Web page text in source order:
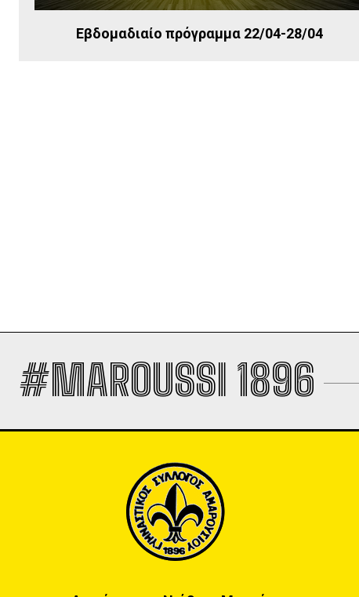
Εβδομαδιαίο πρόγραμμα 22/04-28/04
#MAROUSSI 1896